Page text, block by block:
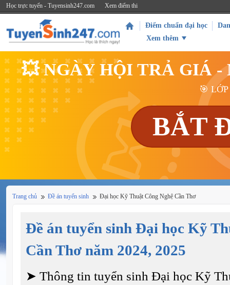
Học trực tuyến - Tuyensinh247.com Xem điểm thi
Điểm chuẩn đại học
Xem thêm
💥 NGÀY HỘI TRẢ GIÁ -
🎯
BẮT
Trang chủ Đề án tuyển sinh Đại học Kỹ Thuật Công Nghệ Cần Thơ
Đề án tuyển sinh Đại học Kỹ
Cần Thơ năm 2024, 2025
➤ Thông tin tuyển sinh Đại học Kỹ